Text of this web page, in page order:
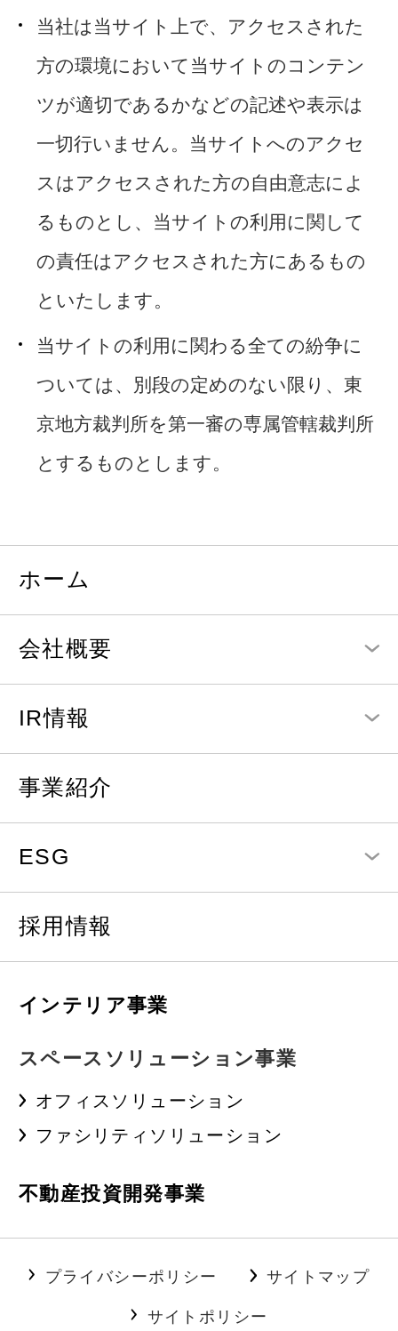
当社は当サイト上で、アクセスされた
方の環境において当サイトのコンテン
ツが適切であるかなどの記述や表示は
一切行いません。当サイトへのアクセ
スはアクセスされた方の自由意志によ
るものとし、当サイトの利用に関して
の責任はアクセスされた方にあるもの
といたします。
当サイトの利用に関わる全ての紛争に
ついては、別段の定めのない限り、東
京地方裁判所を第一審の専属管轄裁判所
とするものとします。
ホーム
会社概要
IR情報
事業紹介
ESG
採用情報
インテリア事業
スペースソリューション事業
オフィスソリューション
ファシリティソリューション
不動産投資開発事業
プライバシーポリシー サイトマップ
サイトポリシー